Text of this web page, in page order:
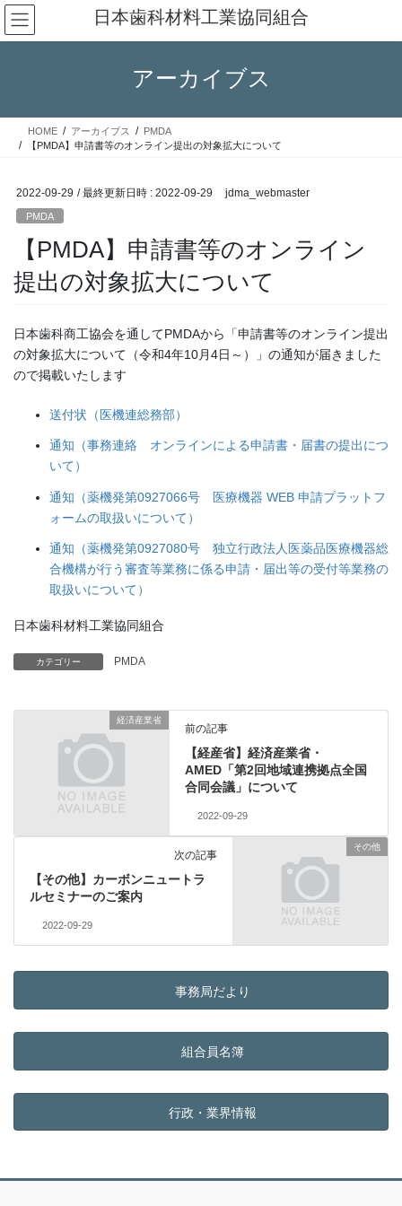
コ
ン
テ
ス
ナ
ビ
ゲ
ン
日本歯科材料工業協同組合
アーカイブス
HOME アーカイブス
PMDA
【PMDA】申請書等のオンライン提出の対象拡大について
2022-09-29 / 最終更新日時 : 2022-09-29 jdma_webmaster
PMDA
【PMDA】申請書等のオンライン
提出の対象拡大について
日本歯科商工協会を通してPMDAから「申請書等のオンライン提出
の対象拡大について（令和4年10月4日～）」の通知が届きました
ので掲載いたします
送付状（医機連総務部）
通知（事務連絡 オンラインによる申請書・届書の提出につ
いて）
通知（薬機発第0927066号 医療機器 WEB 申請プラットフ
ォームの取扱いについて）
通知（薬機発第0927080号 独立行政法人医薬品医療機器総
合機構が行う審査等業務に係る申請・届出等の受付等業務の
取扱いについて）
日本歯科材料工業協同組合
カテゴリー PMDA
経済産業省
前の記事
【経産省】経済産業省・
AMED「第2回地域連携拠点全国
合同会議」について
2022-09-29
その他
次の記事
【その他】カーボンニュートラ
ルセミナーのご案内
2022-09-29
事務局だより
組合員名簿
行政・業界情報